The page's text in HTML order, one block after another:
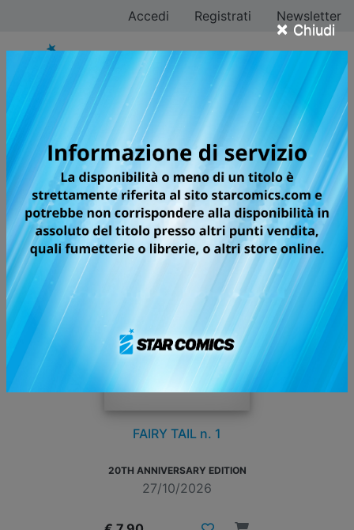
× Chiudi
Accedi Registrati Newsletter
Tutti i fumetti per la
testata YOUNG
FAIRY TAIL n. 1
20TH ANNIVERSARY EDITION
27/10/2026